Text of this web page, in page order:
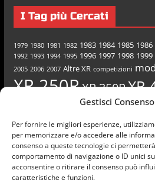
Gestisci
Per fornire le migliori esperienze,
per memorizzare e/o accedere alle
consenso a queste tecnologie ci
comportamento di navigazione o ID unici
acconsentire o ritirare il consenso può
caratteristiche e funzioni.
I Tag più Cercati
1979 1980 1981 1982 1983 1984 1985 1986
1992 1993 1994 1995 1996 1997 1998 1999
2005 2006 2007 Altre XR competizioni
XR 250RXR 350RXR
XR 600R XR
XR-